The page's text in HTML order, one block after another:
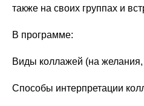
также на своих группах и
В программе:
Виды коллажей (на желания,
Способы интерпретации